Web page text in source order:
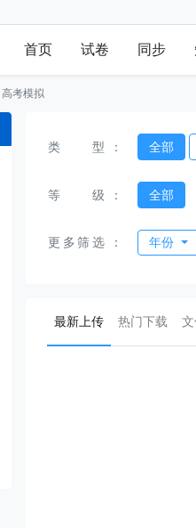
首页 试卷 同步
高考模拟
类型 ： 全部
等级 ： 全部
更多筛选 ： 年份
最新上传(current)
热门下载